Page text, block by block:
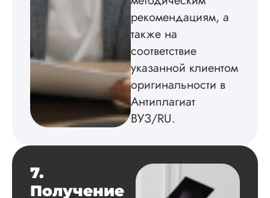
рекомендациям, а
также на
соответствие
указанной клиентом
оригинальности в
Антиплагиат
ВУЗ/RU.
7.
Получение